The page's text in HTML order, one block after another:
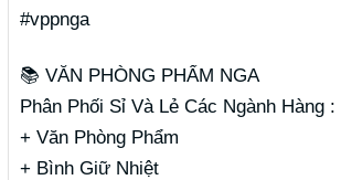
#vppnga
📚 VĂN PHÒNG PHẨM NGA
Phân Phối Sỉ Và Lẻ Các Ngành Hàng :
+ Văn Phòng Phẩm
+ Bình Giữ Nhiệt